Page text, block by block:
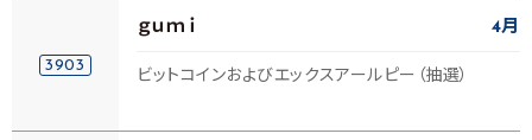
3903
ｇｕｍｉ 4月
ビットコインおよびエックスアールピー（抽選）